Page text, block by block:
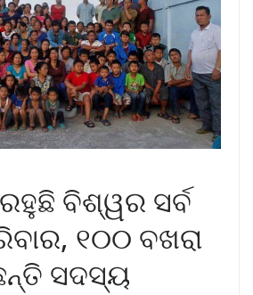
ବିଶ୍ୱର ସର୍ବ
୧୦୦ ବଖରା
ସଦସ୍ୟ